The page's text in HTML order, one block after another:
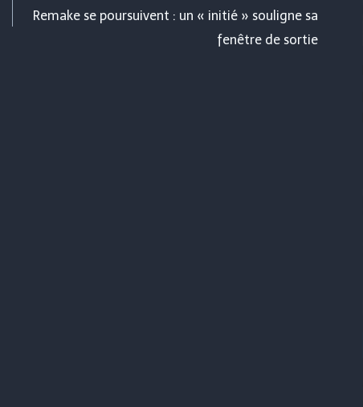
Remake se poursuivent : un « initié » souligne sa
fenêtre de sortie